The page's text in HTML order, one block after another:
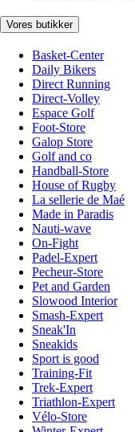
Vores butikker
Basket-Center
Daily Bikers
Direct Running
Direct-Volley
Espace Golf
Foot-Store
Galop Store
Golf and co
Handball-Store
House of Rugby
La sellerie de Maé
Made in Paradis
Nauti-wave
On-Fight
Padel-Expert
Pecheur-Store
Pet and Garden
Slowood Interior
Smash-Expert
Sneak'In
Sneakids
Sport is good
Training-Fit
Trek-Expert
Triathlon-Expert
Vélo-Store